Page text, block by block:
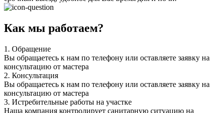
Как мы работаем?
1. Обращение
Вы обращаетесь к нам по телефону или оставляете заявку на
консультацию от мастера
2. Консультация
Вы обращаетесь к нам по телефону или оставляете заявку на
консультацию от мастера
3. Истребительные работы на участке
Наша компания контролирует санитарную ситуацию на